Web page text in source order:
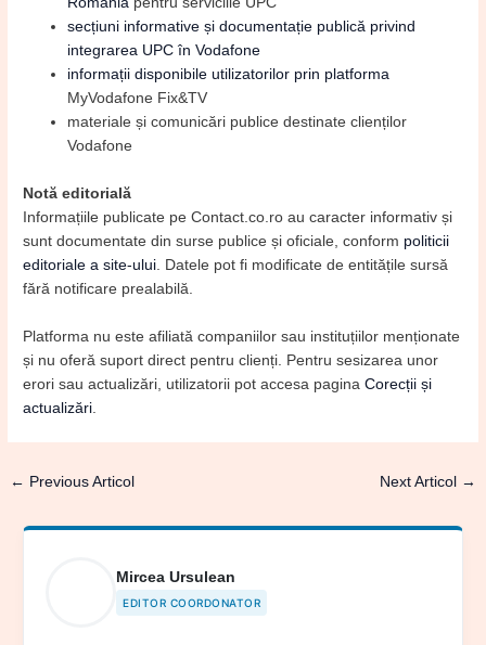
secțiuni informative și documentație publică privind
integrarea UPC în Vodafone
informații disponibile utilizatorilor prin platforma
MyVodafone Fix&TV
materiale și comunicări publice destinate clienților
Vodafone
Notă editorială
Informațiile publicate pe Contact.co.ro au caracter informativ și
sunt documentate din surse publice și oficiale, conform politicii
editoriale a site-ului . Datele pot fi modificate de entitățile sursă
fără notificare prealabilă.
Platforma nu este afiliată companiilor sau instituțiilor menționate
și nu oferă suport direct pentru clienți. Pentru sesizarea unor
erori sau actualizări, utilizatorii pot accesa paginaCorecții și
actualizări
← Previous Articol Next Articol →
Mircea Ursulean
EDITOR COORDONATOR